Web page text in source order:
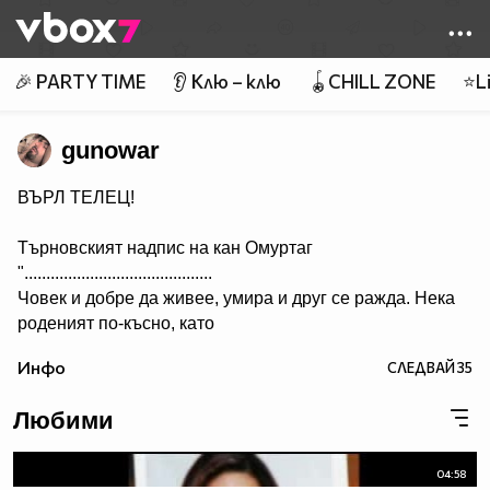
👾
🎉 PARTY TIME 👂 Клю – клю 🪀CHILL ZONE
gunowar
ВЪРЛ ТЕЛЕЦ!
Търновският надпис на кан Омуртаг
"...........................................
Човек и добре да живее, умира и друг се ражда. Нека
роденият по-късно, като
направил. А името на архонта е Омуртаг, кана сюбиги.
...........
Ceca - Juto Pile
Инфо СЛЕДВАЙ35
Любими
04:58